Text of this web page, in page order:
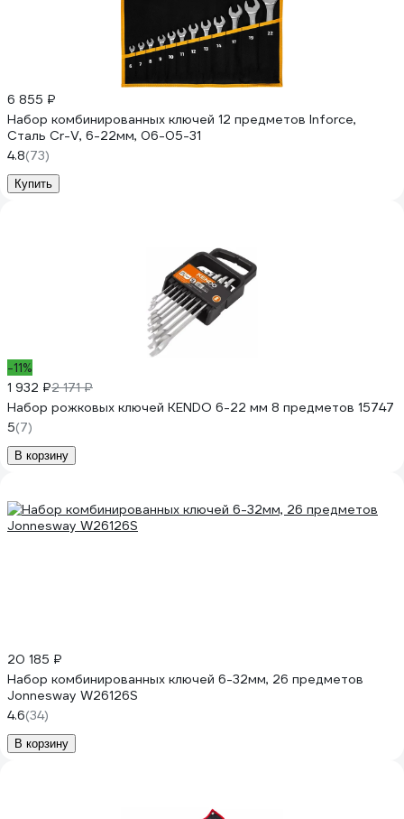
6 855 ₽
Набор комбинированных ключей 12 предметов Inforce,
Сталь Cr-V, 6-22мм, 06-05-31
4.8(73)
Купить
-11%
1 932 ₽2 171 ₽
Набор рожковых ключей KENDO 6-22 мм 8 предметов 15747
5(7)
В корзину
20 185 ₽
Набор комбинированных ключей 6-32мм, 26 предметов
Jonnesway W26126S
4.6(34)
В корзину